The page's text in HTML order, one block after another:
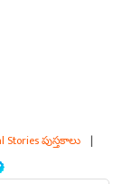
పుస్తకాలు |